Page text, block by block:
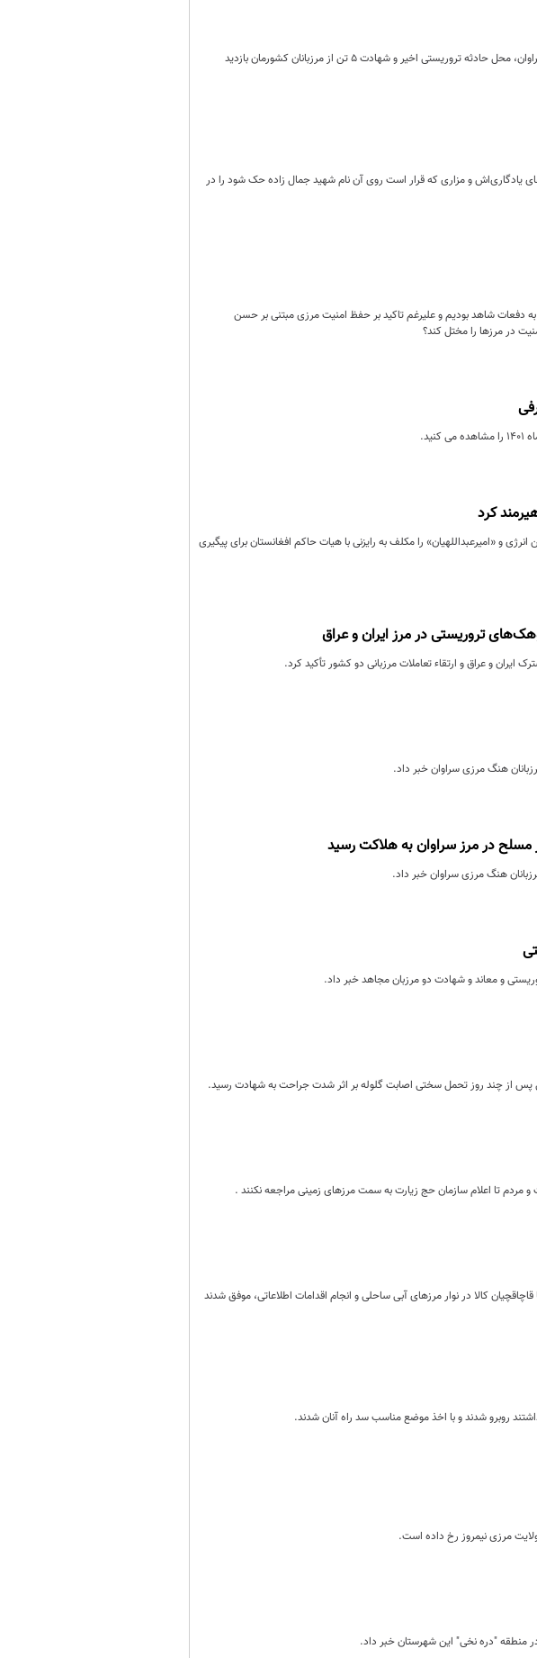
هیئت اعزامی کمیسیون امنیت ملی و سیاست خارجی از برجک مرزبانی مزه سر هنگ سراوان، محل حادثه تروریستی اخیر و شهادت ۵ تن از مرزبانان کشورمان بازدید
یادگاری‌اش و مزاری که قرار است روی آن نام شهید جمال زاده حک شود را در
دفعات شاهد بودیم و علیرغم تاکید بر حفظ امنیت مرزی مبتنی بر حسن
در مرزها را مختل کند؟
کرد
و «امیرعبداللهیان» را مکلف به رایزنی با هیات حاکم افغانستان برای پیگیری
تروریستی در مرز ایران و عراق
ایران و عراق و ارتقاء تعاملات مرزبانی دو کشور تأکید کرد.
هنگ مرزی سراوان خبر داد.
مسلح در مرز سراوان به هلاکت رسید
هنگ مرزی سراوان خبر داد.
و معاند و شهادت دو مرزبان مجاهد خبر داد.
پس از چند روز تحمل سختی اصابت گلوله بر اثر شدت جراحت به شهادت رسید.
مردم تا اعلام سازمان حج زیارت به سمت مرزهای زمینی مراجعه نکنند .
کالا در نوار مرزهای آبی ساحلی و انجام اقدامات اطلاعاتی، موفق شدند
روبرو شدند و با اخذ موضع مناسب سد راه آنان شدند.
ولایت مرزی نیمروز رخ داده است.
در منطقه "دره نخی" این شهرستان خبر داد.